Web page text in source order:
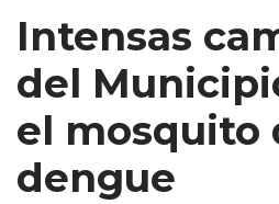
Intensas
del
el mosquito
dengue